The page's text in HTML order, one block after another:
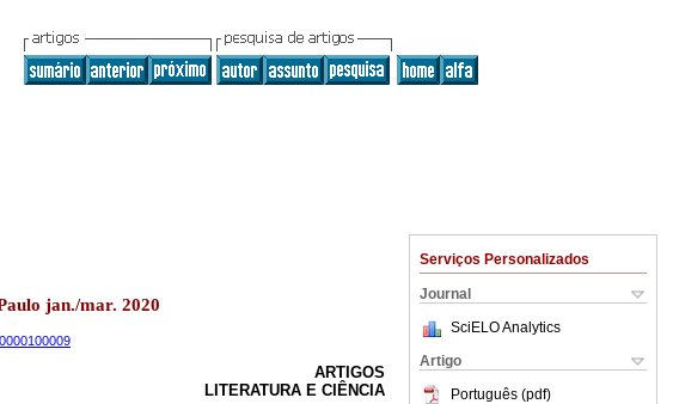
Serviços Personalizados
Journal
SciELO Analytics
Artigo
Português (pdf)
jan./mar. 2020
ARTIGOS
LITERATURA E CIÊNCIA